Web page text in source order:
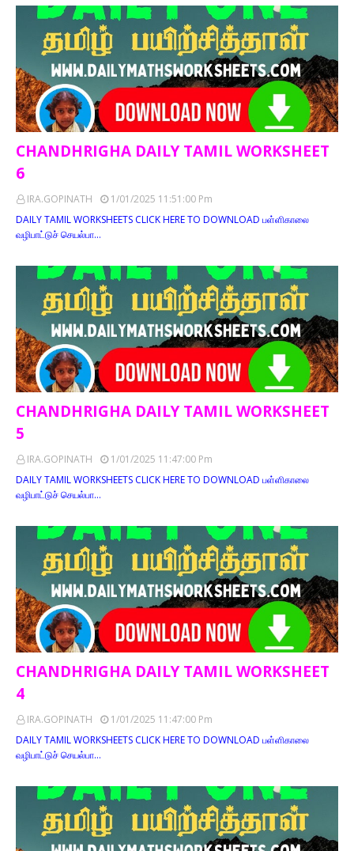
CHANDHRIGHA DAILY TAMIL WORKSHEET
6
IRA.GOPINATH
1/01/2025 11:51:00 Pm
DAILY TAMIL WORKSHEETS CLICK HERE TO DOWNLOAD பள்ளிகாலை
வழிபாட்டுச் செயல்பா…
CHANDHRIGHA DAILY TAMIL WORKSHEET
5
IRA.GOPINATH
1/01/2025 11:47:00 Pm
DAILY TAMIL WORKSHEETS CLICK HERE TO DOWNLOAD பள்ளிகாலை
வழிபாட்டுச் செயல்பா…
CHANDHRIGHA DAILY TAMIL WORKSHEET
4
IRA.GOPINATH
1/01/2025 11:47:00 Pm
DAILY TAMIL WORKSHEETS CLICK HERE TO DOWNLOAD பள்ளிகாலை
வழிபாட்டுச் செயல்பா…